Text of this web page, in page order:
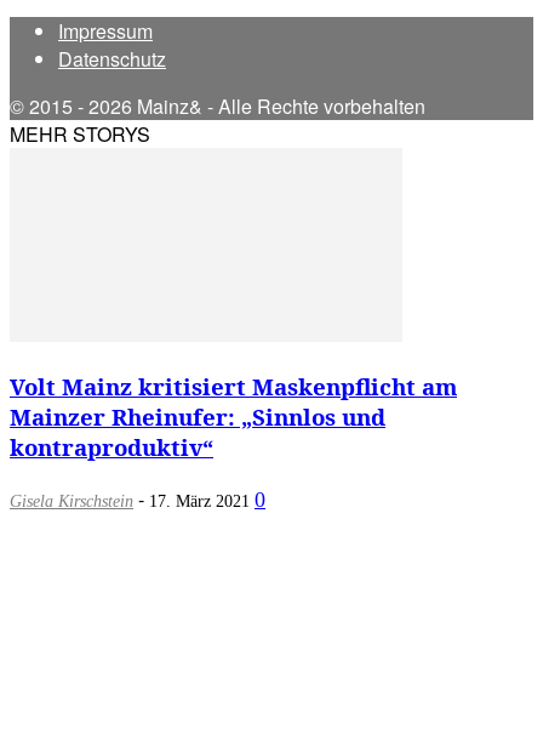
Impressum
Datenschutz
© 2015 - 2026 Mainz& - Alle Rechte vorbehalten
MEHR STORYS
Volt Mainz kritisiert Maskenpflicht am
Mainzer Rheinufer: „Sinnlos und
kontraproduktiv“
Gisela Kirschstein - 17. März 2021 0